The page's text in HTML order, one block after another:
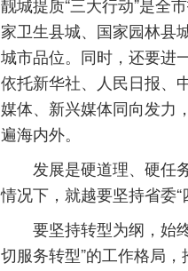
靓城提质“三大行动”是全
家卫生县城、国家园林县
城市品位。同时，还要进
依托新华社、人民日报、
媒体、新兴媒体同向发力
遍海内外。
发展是硬道理、硬任务
情况下，就越要坚持省委“
要坚持转型为纲，始终
切服务转型”的工作格局